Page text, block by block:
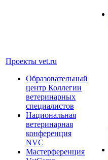
Проекты vet.ru
Образовательный
центр Коллегии
ветеринарных
специалистов
Национальная
ветеринарная
конференция
NVC
Мастерференция